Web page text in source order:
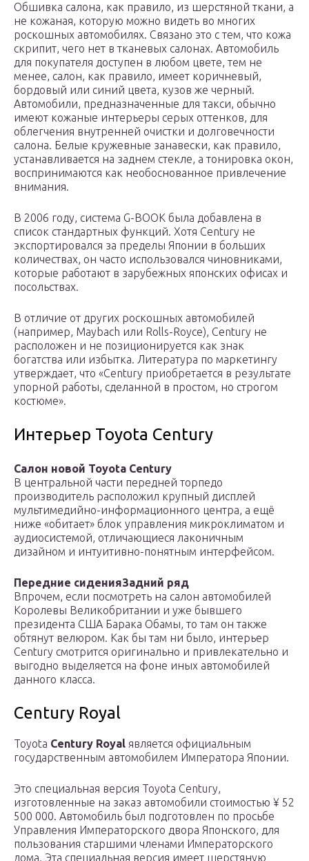
Обшивка салона, как правило, из шерстяной ткани, а
не кожаная, которую можно видеть во многих
роскошных автомобилях. Связано это с тем, что кожа
скрипит, чего нет в тканевых салонах. Автомобиль
для покупателя доступен в любом цвете, тем не
менее, салон, как правило, имеет коричневый,
бордовый или синий цвета, кузов же черный.
Автомобили, предназначенные для такси, обычно
имеют кожаные интерьеры серых оттенков, для
облегчения внутренней очистки и долговечности
салона. Белые кружевные занавески, как правило,
устанавливается на заднем стекле, а тонировка окон,
воспринимаются как необоснованное привлечение
внимания.
В 2006 году, система G-BOOK была добавлена в
список стандартных функций. Хотя Century не
экспортировался за пределы Японии в больших
количествах, он часто использовался чиновниками,
которые работают в зарубежных японских офисах и
посольствах.
В отличие от других роскошных автомобилей
(например, Maybach или Rolls-Royce), Century не
расположен и не позиционируется как знак
богатства или избытка. Литература по маркетингу
утверждает, что «Century приобретается в результате
упорной работы, сделанной в простом, но строгом
костюме».
Интерьер Toyota Century
Салон новой Toyota Century
В центральной части передней торпедо
производитель расположил крупный дисплей
мультимедийно-информационного центра, а ещё
ниже «обитает» блок управления микроклиматом и
аудиосистемой, отличающиеся лаконичным
дизайном и интуитивно-понятным интерфейсом.
Передние сиденияЗадний ряд
Впрочем, если посмотреть на салон автомобилей
Королевы Великобритании и уже бывшего
президента США Барака Обамы, то там он также
обтянут велюром. Как бы там ни было, интерьер
Century смотрится оригинально и привлекательно и
выгодно выделяется на фоне иных автомобилей
данного класса.
Century Royal
Toyota Century Royal является официальным
государственным автомобилем Императора Японии.
Это специальная версия Toyota Century,
изготовленные на заказ автомобили стоимостью ¥ 52
500 000. Автомобиль был подготовлен по просьбе
Управления Императорского двора Японского, для
пользования старшими членами Императорского
дома. Эта специальная версия имеет шерстяную